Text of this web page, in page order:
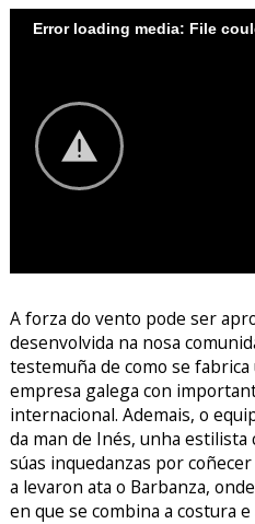
Error loading media: File
A forza do vento pode ser
desenvolvida na nosa
testemuña de como se
empresa galega con
internacional. Ademais, o
da man de Inés, unha estilista
súas inquedanzas por
a levaron ata o Barbanza,
en que se combina a costura e